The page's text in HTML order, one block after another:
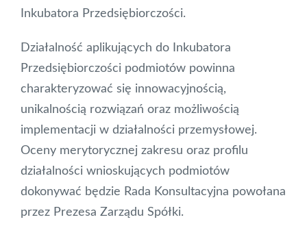
Inkubatora Przedsiębiorczości.
Działalność aplikujących do Inkubatora
Przedsiębiorczości podmiotów powinna
charakteryzować się innowacyjnością,
unikalnością rozwiązań oraz możliwością
implementacji w działalności przemysłowej.
Oceny merytorycznej zakresu oraz profilu
działalności wnioskujących podmiotów
dokonywać będzie Rada Konsultacyjna powołana
przez Prezesa Zarządu Spółki.